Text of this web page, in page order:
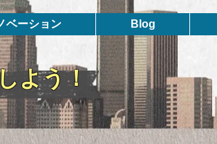
ベーション Blog
よう！